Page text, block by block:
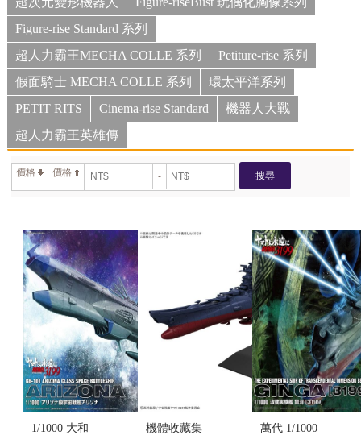
Figure-rise Standard 系列
超人力霸王MECHA COLLE 系列
Petiture-rise 系列
假面騎士 MECHA COLLE 系列
環太平洋系列
PETIT RITS
Cinema-rise Standard
機器人大戰
超人力霸王英雄傳
價格 價格 - 搜尋
1/1000 大和
機體收藏集
萬代 1/1000